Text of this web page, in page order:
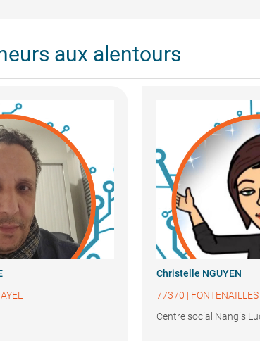
aux alentours
Christelle NGUYEN
77370 | FONTENAILLES
Centre social Nangis